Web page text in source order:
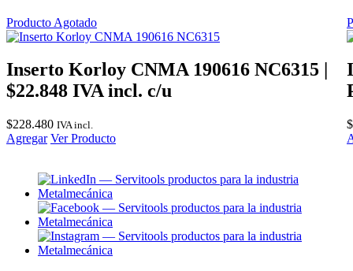
Producto Agotado
Inserto Korloy CNMA 190616 NC6315 |
$22.848 IVA incl. c/u
$228.480 IVA incl.
Agregar Ver Producto
$